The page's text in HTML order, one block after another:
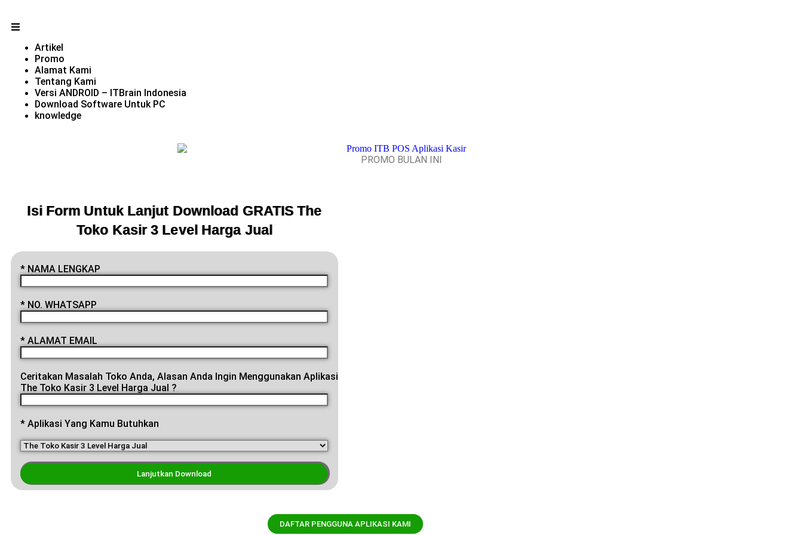
Artikel
Promo
Alamat Kami
Tentang Kami
Versi ANDROID – ITBrain Indonesia
Download Software Untuk PC
knowledge
PROMO BULAN INI
Isi Form Untuk Lanjut Download GRATIS The
Toko Kasir 3 Level Harga Jual
* NAMA LENGKAP
* NO. WHATSAPP
* ALAMAT EMAIL
Ceritakan Masalah Toko Anda, Alasan Anda Ingin Menggunakan Aplikasi
The Toko Kasir 3 Level Harga Jual ?
* Aplikasi Yang Kamu Butuhkan
DAFTAR PENGGUNA APLIKASI KAMI